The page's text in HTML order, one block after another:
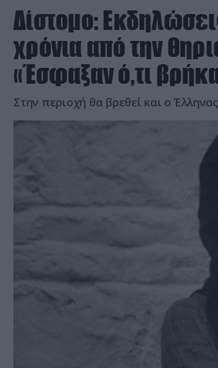
Δίστομο:
χρόνια από την
«Έσφαξαν ό,τι
Στην περιοχή θα βρεθεί και ο